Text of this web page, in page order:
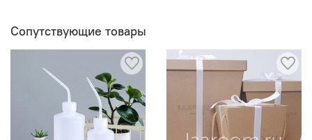
Сопутствующие товары